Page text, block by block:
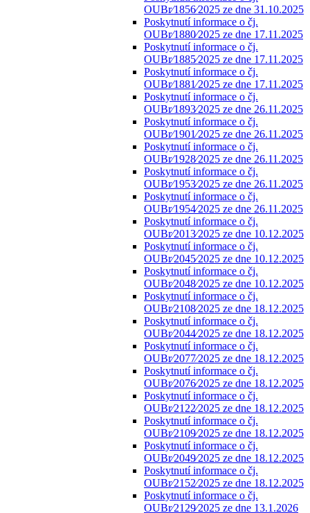
OUBr⁄1856⁄2025 ze dne 31.10.2025
Poskytnutí informace o čj.
OUBr⁄1880⁄2025 ze dne 17.11.2025
Poskytnutí informace o čj.
OUBr⁄1885⁄2025 ze dne 17.11.2025
Poskytnutí informace o čj.
OUBr⁄1881⁄2025 ze dne 17.11.2025
Poskytnutí informace o čj.
OUBr⁄1893⁄2025 ze dne 26.11.2025
Poskytnutí informace o čj.
OUBr⁄1901⁄2025 ze dne 26.11.2025
Poskytnutí informace o čj.
OUBr⁄1928⁄2025 ze dne 26.11.2025
Poskytnutí informace o čj.
OUBr⁄1953⁄2025 ze dne 26.11.2025
Poskytnutí informace o čj.
OUBr⁄1954⁄2025 ze dne 26.11.2025
Poskytnutí informace o čj.
OUBr⁄2013⁄2025 ze dne 10.12.2025
Poskytnutí informace o čj.
OUBr⁄2045⁄2025 ze dne 10.12.2025
Poskytnutí informace o čj.
OUBr⁄2048⁄2025 ze dne 10.12.2025
Poskytnutí informace o čj.
OUBr⁄2108⁄2025 ze dne 18.12.2025
Poskytnutí informace o čj.
OUBr⁄2044⁄2025 ze dne 18.12.2025
Poskytnutí informace o čj.
OUBr⁄2077⁄2025 ze dne 18.12.2025
Poskytnutí informace o čj.
OUBr⁄2076⁄2025 ze dne 18.12.2025
Poskytnutí informace o čj.
OUBr⁄2122⁄2025 ze dne 18.12.2025
Poskytnutí informace o čj.
OUBr⁄2109⁄2025 ze dne 18.12.2025
Poskytnutí informace o čj.
OUBr⁄2049⁄2025 ze dne 18.12.2025
Poskytnutí informace o čj.
OUBr⁄2152⁄2025 ze dne 18.12.2025
Poskytnutí informace o čj.
OUBr⁄2129⁄2025 ze dne 13.1.2026